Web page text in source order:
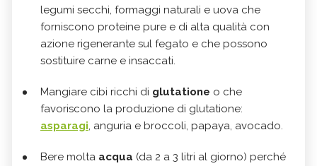
legumi secchi, formaggi naturali e uova che
forniscono proteine pure e di alta qualità con
azione rigenerante sul fegato e che possono
sostituire carne e insaccati.
Mangiare cibi ricchi di glutatione o che
favoriscono la produzione di glutatione:
asparagi, anguria e broccoli, papaya, avocado.
Bere molta acqua (da 2 a 3 litri al giorno) perché